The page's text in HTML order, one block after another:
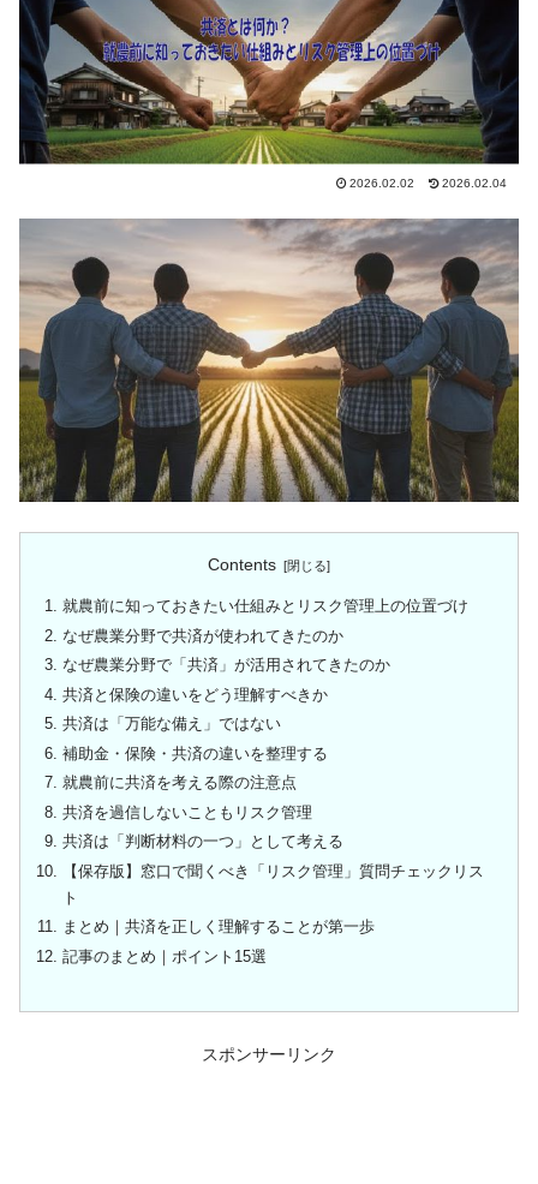
2026.02.02 2026.02.04
Contents
就農前に知っておきたい仕組みとリスク管理上の位置づけ
なぜ農業分野で共済が使われてきたのか
なぜ農業分野で「共済」が活用されてきたのか
共済と保険の違いをどう理解すべきか
共済は「万能な備え」ではない
補助金・保険・共済の違いを整理する
就農前に共済を考える際の注意点
共済を過信しないこともリスク管理
共済は「判断材料の一つ」として考える
【保存版】窓口で聞くべき「リスク管理」質問チェックリス
ト
まとめ｜共済を正しく理解することが第一歩
記事のまとめ｜ポイント15選
スポンサーリンク